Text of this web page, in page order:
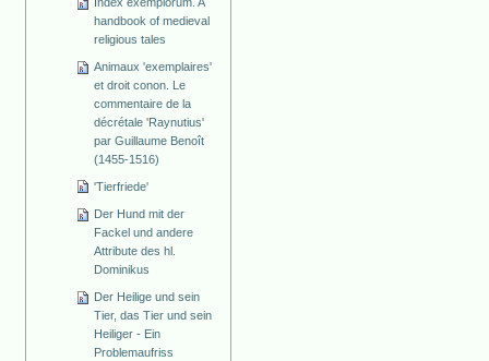
handbook of medieval
religious tales
Animaux 'exemplaires'
et droit conon. Le
commentaire de la
décrétale 'Raynutius'
par Guillaume Benoît
(1455-1516)
'Tierfriede'
Der Hund mit der
Fackel und andere
Attribute des hl.
Dominikus
Der Heilige und sein
Tier, das Tier und sein
Heiliger - Ein
Problemaufriss